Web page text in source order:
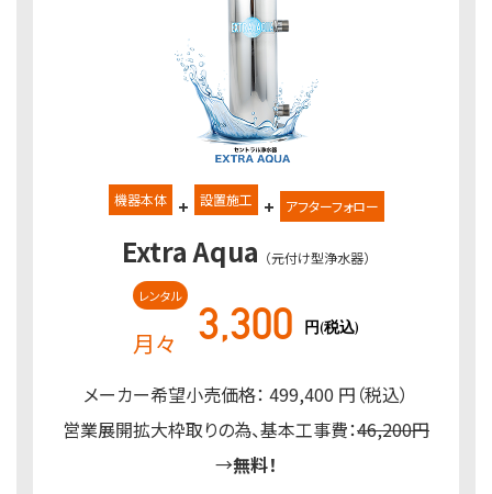
機器本体 + 設置施工 + アフターフォロー
Extra Aqua （元付け型浄水器）
レンタル
月々 3,300 円(税込)
メーカー希望小売価格： 499,400 円（税込）
営業展開拡大枠取りの為、基本工事費：46,200円
→無料！